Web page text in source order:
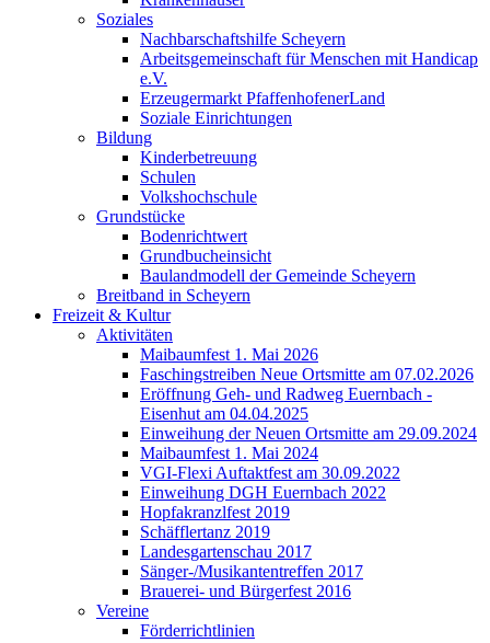
Soziales
Nachbarschaftshilfe Scheyern
Arbeitsgemeinschaft für Menschen mit Handicap
e.V.
Erzeugermarkt PfaffenhofenerLand
Soziale Einrichtungen
Bildung
Kinderbetreuung
Schulen
Volkshochschule
Grundstücke
Bodenrichtwert
Grundbucheinsicht
Baulandmodell der Gemeinde Scheyern
Breitband in Scheyern
Freizeit & Kultur
Aktivitäten
Maibaumfest 1. Mai 2026
Faschingstreiben Neue Ortsmitte am 07.02.2026
Eröffnung Geh- und Radweg Euernbach -
Eisenhut am 04.04.2025
Einweihung der Neuen Ortsmitte am 29.09.2024
Maibaumfest 1. Mai 2024
VGI-Flexi Auftaktfest am 30.09.2022
Einweihung DGH Euernbach 2022
Hopfakranzlfest 2019
Schäfflertanz 2019
Landesgartenschau 2017
Sänger-/Musikantentreffen 2017
Brauerei- und Bürgerfest 2016
Vereine
Förderrichtlinien